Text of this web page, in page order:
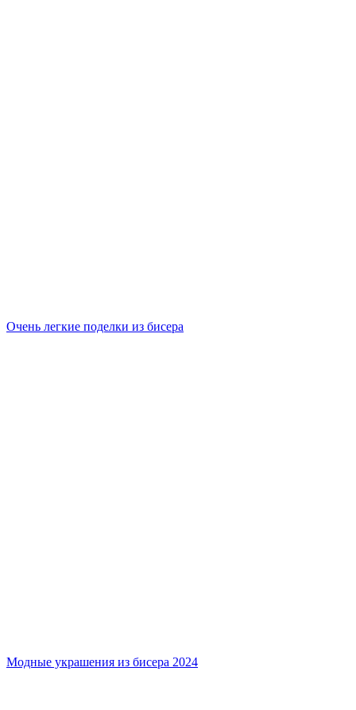
Очень легкие поделки из бисера
Модные украшения из бисера 2024